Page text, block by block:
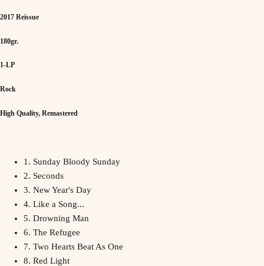
2017 Reissue
180gr.
1-LP
Rock
High Quality, Remastered
1. Sunday Bloody Sunday
2. Seconds
3. New Year's Day
4. Like a Song...
5. Drowning Man
6. The Refugee
7. Two Hearts Beat As One
8. Red Light